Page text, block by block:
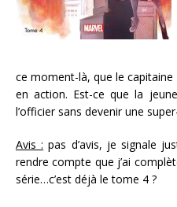
ce moment-là, que le
en action. Est-ce que la
l’officier sans devenir une
Avis : pas d’avis, je signale
rendre compte que j’ai
série…c’est déjà le tome 4 ?